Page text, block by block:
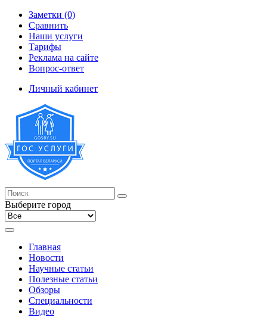
Заметки (0)
Сравнить
Наши услуги
Тарифы
Реклама на сайте
Вопрос-ответ
Личный кабинет
Выберите город
Главная
Новости
Научные статьи
Полезные статьи
Обзоры
Специальности
Видео